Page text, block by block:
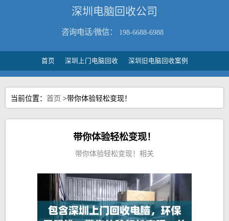
深圳电脑回收公司
咨询电话/微信： 198-6688-6988
首页 深圳上门电脑回收 深圳旧电脑回收案例
当前位置： 首页 >带你体验轻松变现！
带你体验轻松变现！
带你体验轻松变现！相关